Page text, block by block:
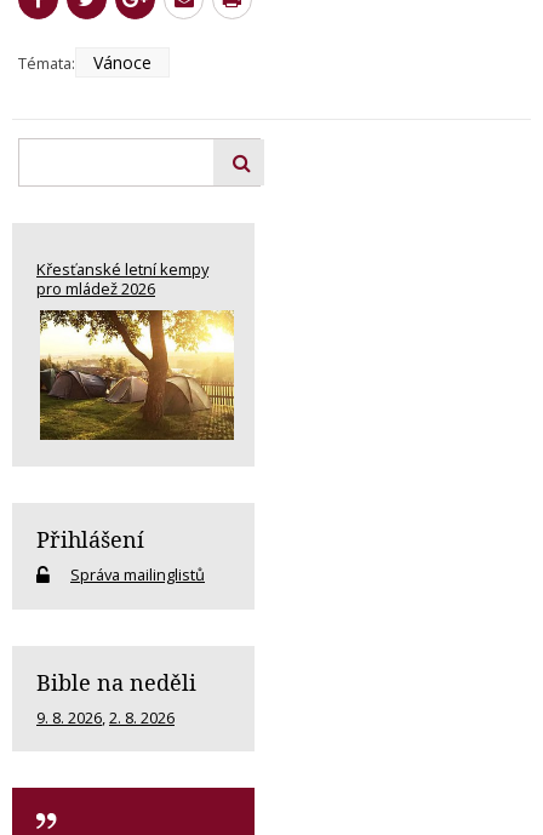
Témata: Vánoce
Křesťanské letní kempy
pro mládež 2026
Přihlášení
Správa mailinglistů
Bible na neděli
9. 8. 2026,2. 8. 2026